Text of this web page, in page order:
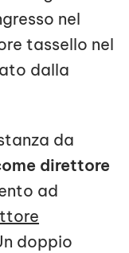
nel
tassello nel
dalla
da
direttore
ad
doppio